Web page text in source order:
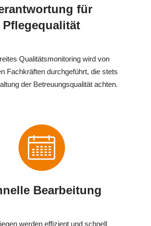
für
Pflegequalität
Qualitätsmonitoring wird von
Fachkräften durchgeführt, die stets
der Betreuungsqualität achten.
Bearbeitung
werden effizient und schnell